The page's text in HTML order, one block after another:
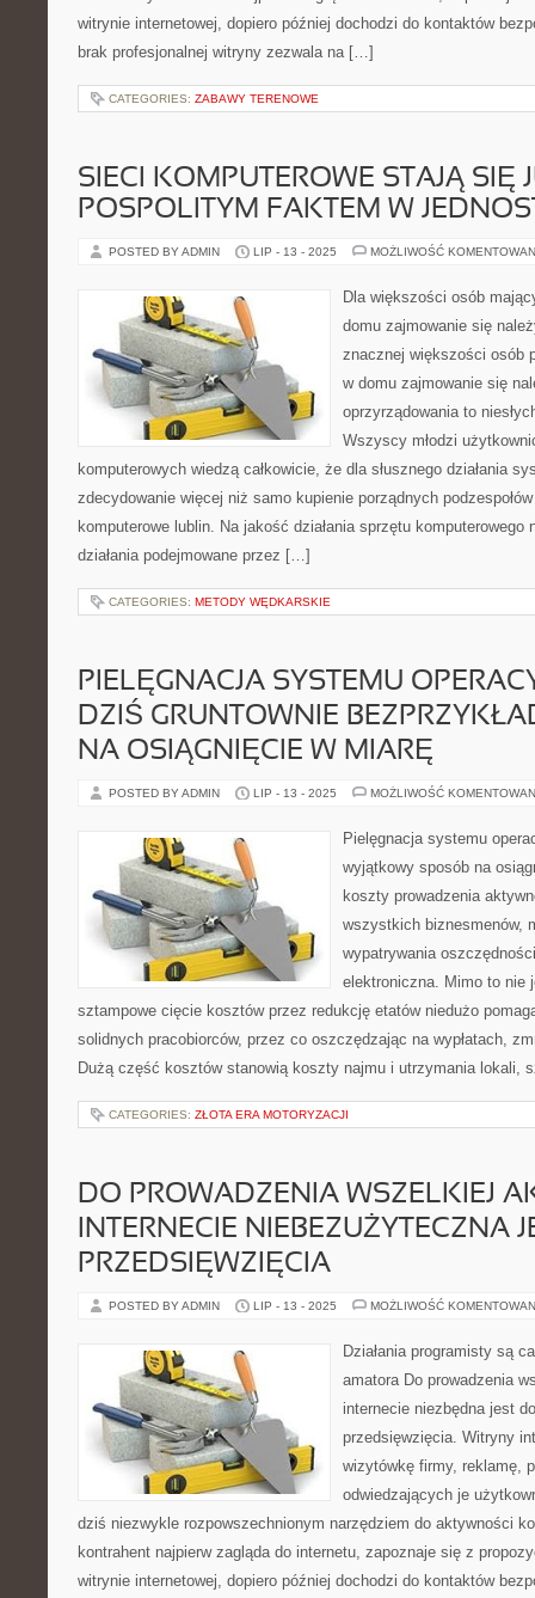
witrynie internetowej, dopiero później dochodzi do kontaktów
brak profesjonalnej witryny zezwala na […]
CATEGORIES: ZABAWY TERENOWE
SIECI KOMPUTEROWE STAJĄ SIĘ
POSPOLITYM FAKTEM W
POSTED BY ADMIN LIP - 13 - 2025 MOŻLIWOŚĆ
Dla większości osób
domu zajmowanie się
znacznej większości osób
w domu zajmowanie się
oprzyrządowania to
Wszyscy młodzi
komputerowych wiedzą całkowicie, że dla słusznego działania
zdecydowanie więcej niż samo kupienie porządnych
komputerowe lublin. Na jakość działania sprzętu komputerowego
działania podejmowane przez […]
CATEGORIES: METODY WĘDKARSKIE
PIELĘGNACJA SYSTEMU
DZIŚ GRUNTOWNIE
NA OSIĄGNIĘCIE W MIARĘ
POSTED BY ADMIN LIP - 13 - 2025 MOŻLIWOŚĆ
Pielęgnacja systemu
wyjątkowy sposób na
koszty prowadzenia
wszystkich biznesmenów,
wypatrywania
elektroniczna. Mimo to nie
sztampowe cięcie kosztów przez redukcję etatów niedużo
solidnych pracobiorców, przez co oszczędzając na wypłatach,
Dużą część kosztów stanowią koszty najmu i utrzymania lokali,
CATEGORIES: ZŁOTA ERA MOTORYZACJI
DO PROWADZENIA WSZELKIEJ
INTERNECIE NIEBEZUŻYTECZNA
PRZEDSIĘWZIĘCIA
POSTED BY ADMIN LIP - 13 - 2025 MOŻLIWOŚĆ
Działania programisty są
amatora Do prowadzenia
internecie niezbędna jest
przedsięwzięcia. Witryny
wizytówkę firmy, reklamę,
odwiedzających je
dziś niezwykle rozpowszechnionym narzędziem do aktywności
kontrahent najpierw zagląda do internetu, zapoznaje się z
witrynie internetowej, dopiero później dochodzi do kontaktów